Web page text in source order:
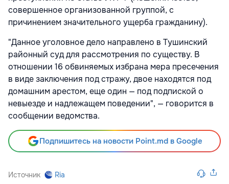
совершенное организованной группой, с
причинением значительного ущерба гражданину).
"Данное уголовное дело направлено в Тушинский
районный суд для рассмотрения по существу. В
отношении 16 обвиняемых избрана мера пресечения
в виде заключения под стражу, двое находятся под
домашним арестом, еще один — под подпиской о
невыезде и надлежащем поведении", — говорится в
сообщении ведомства.
Подпишитесь на новости Point.md в Google
Источник Ria